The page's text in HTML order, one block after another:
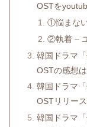
OSTを
①悩まな
②執着 –
韓国ドラマ
OSTの感想は
韓国ドラマ
OSTリリー
韓国ドラマ